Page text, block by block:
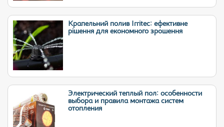
Крапельний полив Irritec: ефективне
рішення для економного зрошення
Электрический теплый пол: особенности
выбора и правила монтажа систем
отопления